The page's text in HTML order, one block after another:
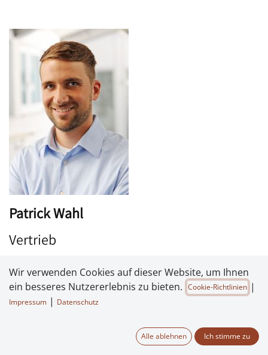
Patrick Wahl
Vertrieb
+49 6233 872 415
patrick.wahl@tech-films.de
Wir verwenden Cookies auf dieser Website, um Ihnen
ein besseres Nutzererlebnis zu bieten. Cookie-Richtlinien |
Impressum | Datenschutz
Alle ablehnen Ich stimme zu